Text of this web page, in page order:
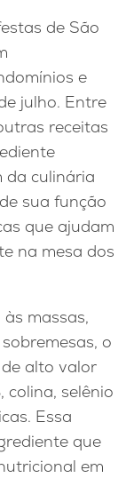
de São
e
julho. Entre
receitas
da culinária
sua função
que ajudam
na mesa dos
massas,
o
alto valor
colina, selênio
Essa
que
em